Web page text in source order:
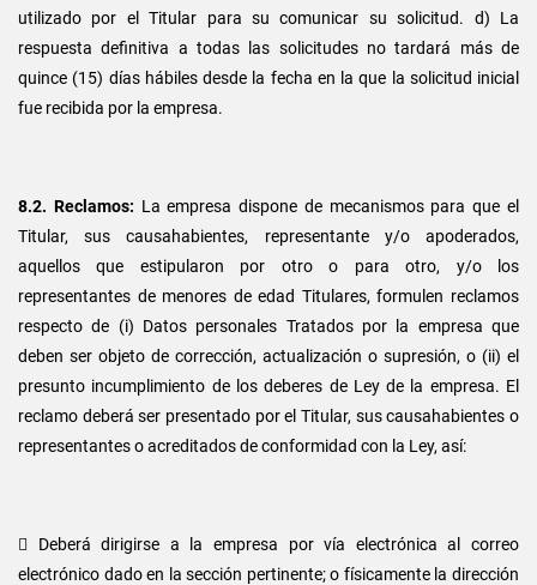
utilizado por el Titular para su comunicar su solicitud. d) La
respuesta definitiva a todas las solicitudes no tardará más de
quince (15) días hábiles desde la fecha en la que la solicitud inicial
fue recibida por la empresa.
8.2. Reclamos: La empresa dispone de mecanismos para que el
Titular, sus causahabientes, representante y/o apoderados,
aquellos que estipularon por otro o para otro, y/o los
representantes de menores de edad Titulares, formulen reclamos
respecto de (i) Datos personales Tratados por la empresa que
deben ser objeto de corrección, actualización o supresión, o (ii) el
presunto incumplimiento de los deberes de Ley de la empresa. El
reclamo deberá ser presentado por el Titular, sus causahabientes o
representantes o acreditados de conformidad con la Ley, así:
 Deberá dirigirse a la empresa por vía electrónica al correo
electrónico dado en la sección pertinente; o físicamente la dirección